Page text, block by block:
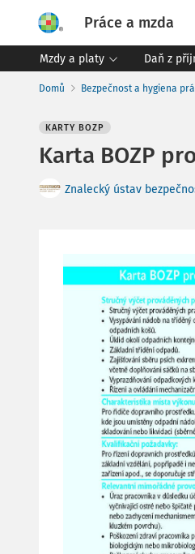
Práce a mzda
Mzdy a platy Daň z
Domů Bezpečnost a hygiena
KARTY BOZP
Karta BOZP
Znalecký ústav